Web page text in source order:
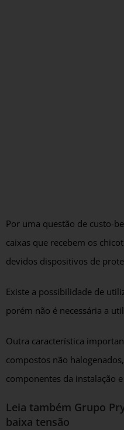
Por uma questão de custo-
caixas que recebem os
devidos dispositivos de
Existe a possibilidade de
porém não é necessária a
Outra característica
compostos não
componentes da instalação
Leia também Grupo
baixa tensão